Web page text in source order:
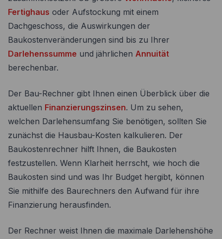
Fertighaus oder Aufstockung mit einem
Dachgeschoss, die Auswirkungen der
Baukostenveränderungen sind bis zu Ihrer
Darlehenssumme und jährlichen Annuität
berechenbar.
Der Bau-Rechner gibt Ihnen einen Überblick über die
aktuellen Finanzierungszinsen. Um zu sehen,
welchen Darlehensumfang Sie benötigen, sollten Sie
zunächst die Hausbau-Kosten kalkulieren. Der
Baukostenrechner hilft Ihnen, die Baukosten
festzustellen. Wenn Klarheit herrscht, wie hoch die
Baukosten sind und was Ihr Budget hergibt, können
Sie mithilfe des Baurechners den Aufwand für ihre
Finanzierung herausfinden.
Der Rechner weist Ihnen die maximale Darlehenshöhe